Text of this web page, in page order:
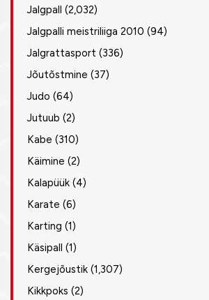
Jalgpall (2,032)
Jalgpalli meistriliiga 2010 (94)
Jalgrattasport (336)
Jõutõstmine (37)
Judo (64)
Jutuub (2)
Kabe (310)
Käimine (2)
Kalapüük (4)
Karate (6)
Karting (1)
Käsipall (1)
Kergejõustik (1,307)
Kikkpoks (2)